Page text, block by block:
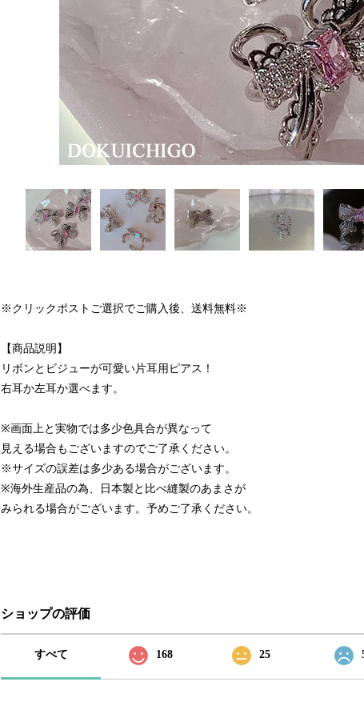
※クリックポストご選択でご購入後、送料無料※
【商品説明】
リボンとビジューが可愛い片耳用ピアス！
右耳か左耳か選べます。
※画面上と実物では多少色具合が異なって
見える場合もございますのでご了承ください。
※サイズの誤差は多少ある場合がございます。
※海外生産品の為、日本製と比べ縫製のあまさが
みられる場合がございます。予めご了承ください。
ショップの評価
すべて 168 25